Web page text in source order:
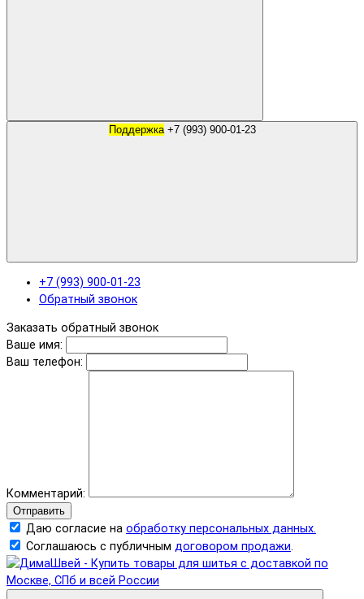
Поддержка +7 (993) 900-01-23
+7 (993) 900-01-23
Обратный звонок
Заказать обратный звонок
Ваше имя:
Ваш телефон:
Комментарий:
Отправить
Даю согласие на обработку персональных данных.
Соглашаюсь с публичным договором продажи.